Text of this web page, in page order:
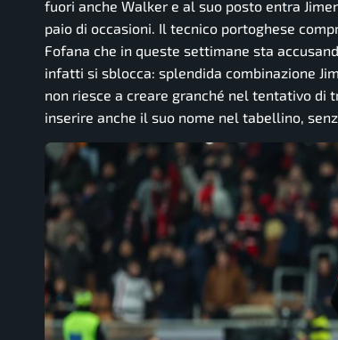
fuori anche Walker e al suo posto entra
paio di occasioni. Il tecnico portoghese
Fofana che in queste settimane sta
infatti si sblocca: splendida combinazione
non riesce a creare granché nel tentativo di
inserire anche il suo nome nel tabellino,